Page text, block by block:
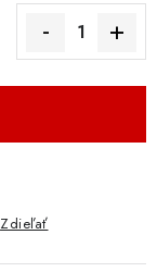
Zdieľať